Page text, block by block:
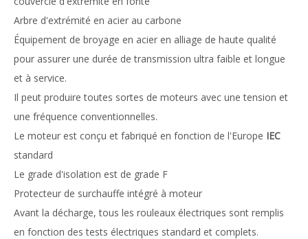
Arbre d'extrémité en acier au carbone
Équipement de broyage en acier en alliage de haute qualité
pour assurer une durée de transmission ultra faible et longue
et à service.
Il peut produire toutes sortes de moteurs avec une tension et
une fréquence conventionnelles.
Le moteur est conçu et fabriqué en fonction de l'Europe IEC
standard
Le grade d'isolation est de grade F
Protecteur de surchauffe intégré à moteur
Avant la décharge, tous les rouleaux électriques sont remplis
en fonction des tests électriques standard et complets.